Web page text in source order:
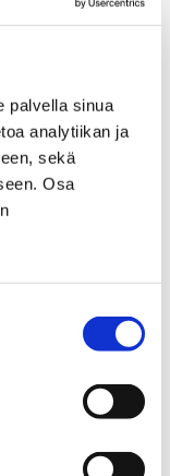
palvella sinua
analytiikan ja
sekä
Osa
haettaviksi